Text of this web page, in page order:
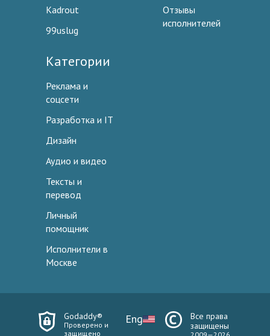
Kadrout
99uslug
Отзывы
исполнителей
Категории
Реклама и
соцсети
Разработка и IT
Дизайн
Аудио и видео
Тексты и
перевод
Личный
помощник
Исполнители в
Москве
Godaddy®
Проверено и
защищено
Eng
Все права
защищены